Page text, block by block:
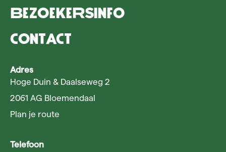
Bezoekersinfo
Contact
Adres
Hoge Duin & Daalseweg 2
2061 AG Bloemendaal
Plan je route
Telefoon